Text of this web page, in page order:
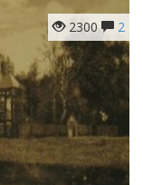
2300 2